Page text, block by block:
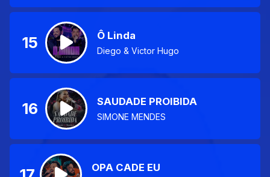
15 Ô Linda
Diego & Victor Hugo
16 SAUDADE PROIBIDA
SIMONE MENDES
OPA CADE EU